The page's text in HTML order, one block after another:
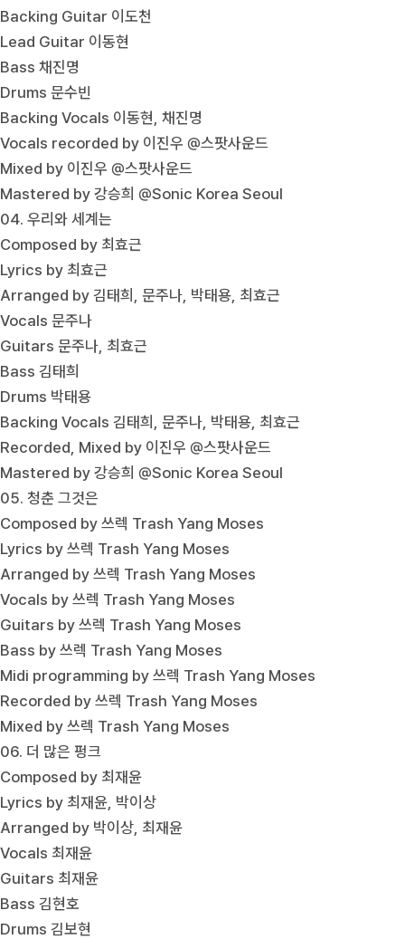
Backing Guitar 이도천
Lead Guitar 이동현
Bass 채진명
Drums 문수빈
Backing Vocals 이동현, 채진명
Vocals recorded by 이진우 @스팟사운드
Mixed by 이진우 @스팟사운드
Mastered by 강승희 @Sonic Korea Seoul
04. 우리와 세계는
Composed by 최효근
Lyrics by 최효근
Arranged by 김태희, 문주나, 박태용, 최효근
Vocals 문주나
Guitars 문주나, 최효근
Bass 김태희
Drums 박태용
Backing Vocals 김태희, 문주나, 박태용, 최효근
Recorded, Mixed by 이진우 @스팟사운드
Mastered by 강승희 @Sonic Korea Seoul
05. 청춘 그것은
Composed by 쓰렉 Trash Yang Moses
Lyrics by 쓰렉 Trash Yang Moses
Arranged by 쓰렉 Trash Yang Moses
Vocals by 쓰렉 Trash Yang Moses
Guitars by 쓰렉 Trash Yang Moses
Bass by 쓰렉 Trash Yang Moses
Midi programming by 쓰렉 Trash Yang Moses
Recorded by 쓰렉 Trash Yang Moses
Mixed by 쓰렉 Trash Yang Moses
06. 더 많은 펑크
Composed by 최재윤
Lyrics by 최재윤, 박이상
Arranged by 박이상, 최재윤
Vocals 최재윤
Guitars 최재윤
Bass 김현호
Drums 김보현